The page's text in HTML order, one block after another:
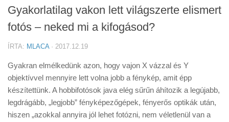
Cikkek
Tudástár
Tanácsok
Érdekességek
Gyakorlatilag vakon lett világszerte elismert
fotós – neked mi a kifogásod?
ÍRTA: MLACA· 2017.12.19
Gyakran elmélkedünk azon, hogy vajon X vázzal és Y
objektívvel mennyire lett volna jobb a fénykép, amit épp
készítettünk. A hobbifotósok java elég sűrűn áhítozik a legújabb,
legdrágább, „legjobb” fényképezőgépek, fényerős optikák után,
hiszen „azokkal annyira jól lehet fotózni, nem véletlenül van a